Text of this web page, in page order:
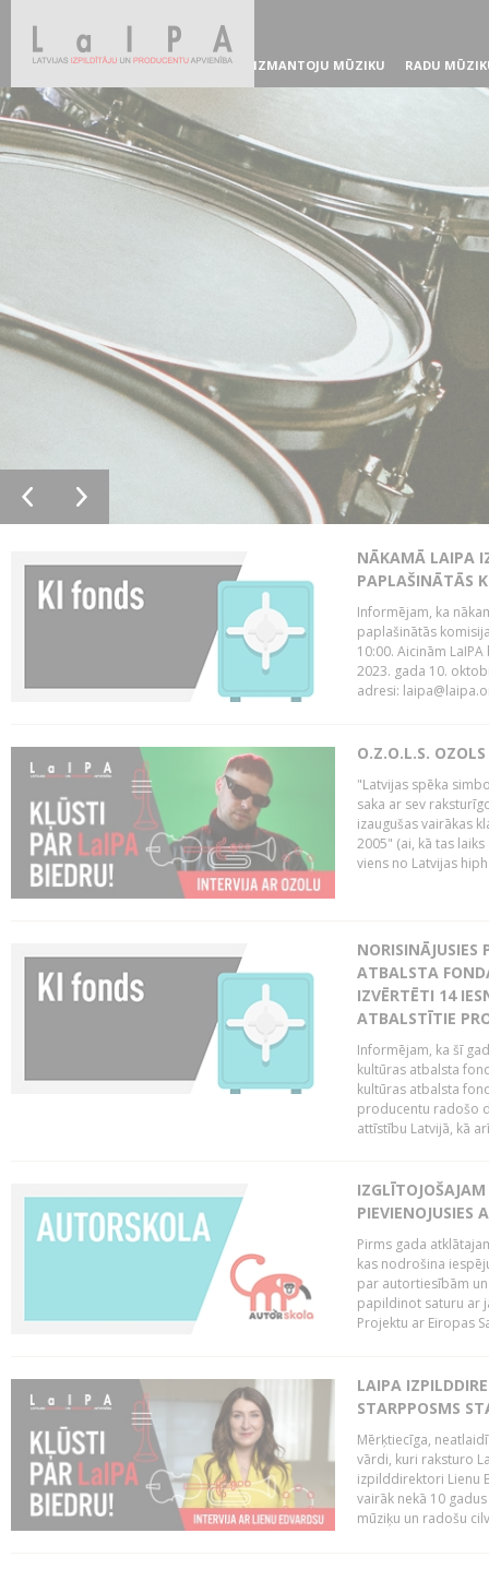
IZMANTOJU MŪZIKU RADU
NĀKAMĀ LAIPA
PAPLAŠINĀTĀS
Informējam, ka
paplašinātās
10:00. Aicinām
2023. gada 10.
adresi:
O.Z.O.L.S.
"Latvijas spēka
saka ar sev
izaugušas vairākas
2005" (ai, kā tas
viens no Latvijas
ATBALSTA
IZVĒRTĒTI 14
ATBALSTĪTIE
Informējam, ka šī
kultūras atbalsta
kultūras atbalsta
producentu radošo
attīstību Latvijā, kā
PIEVIENOJUSIES
Pirms gada
kas nodrošina
par autortiesībām
papildinot saturu ar
Projektu ar Eiropas
LAIPA
STARPPOSMS
Mērķtiecīga,
vārdi, kuri raksturo
izpilddirektori Lienu
vairāk nekā 10
mūziķu un radošu